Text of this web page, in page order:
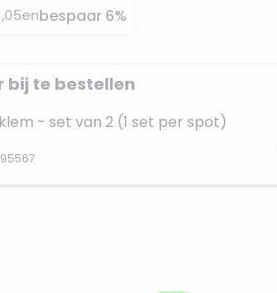
enbespaar 6%
bij te bestellen
- set van 2 (1 set per spot)